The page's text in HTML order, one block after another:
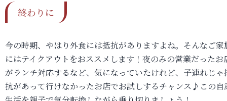
終わりに
今の時期、やはり外食には抵抗がありますよね。そんなご家
にはテイクアウトをおススメします！夜のみの営業だったお
がランチ対応するなど、気になっていたけれど、子連れじゃ
抗があって行けなかったお店でお試しするチャンス♪この自